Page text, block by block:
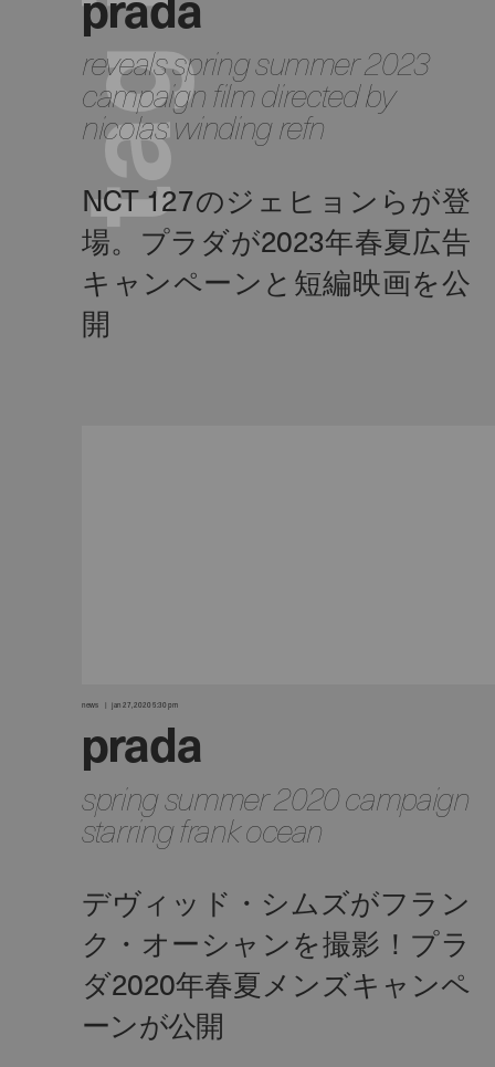
t
a
g
reveals spring summer 2023
campaign film directed by
nicolas winding refn
news jan 27, 2020 5:30 pm
prada
spring summer 2020 campaign
starring frank ocean